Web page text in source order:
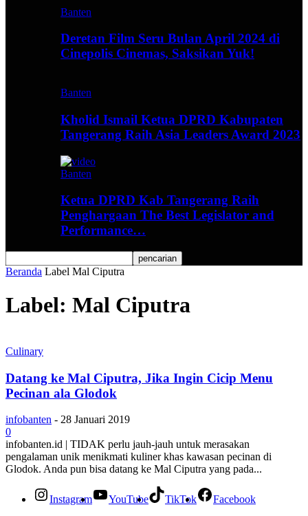
Banten
Deretan Film Seru Bulan April 2024 di
Cinepolis Cinemas, Saksikan Yuk!
Banten
Kholid Ismail Ketua DPRD Kabupaten
Tangerang Raih Asia Leaders Award 2023
Banten
Ketua DPRD Kab Tangerang Raih
Penghargaan The Best Legislator and
Performance…
Beranda Label Mal Ciputra
Label: Mal Ciputra
Culinary
Datang ke Mal Ciputra, Jika Ingin Cicip Menu
Pecinan ala Glodok
infobanten - 28 Januari 2019
0
infobanten.id | TIDAK perlu jauh-jauh untuk merasakan
pengalaman unik menikmati kuliner khas kawasan pecinan di
Glodok. Anda pun bisa datang ke Mal Ciputra yang pada...
Instagram YouTube TikTok Facebook